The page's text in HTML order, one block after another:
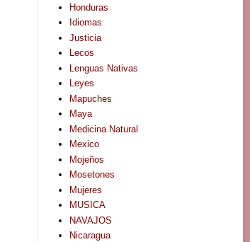
Honduras
Idiomas
Justicia
Lecos
Lenguas Nativas
Leyes
Mapuches
Maya
Medicina Natural
Mexico
Mojeños
Mosetones
Mujeres
MUSICA
NAVAJOS
Nicaragua